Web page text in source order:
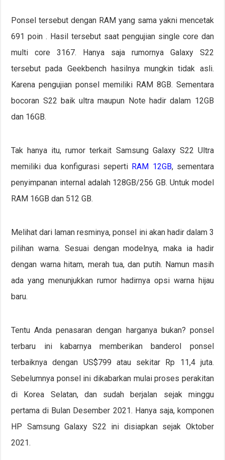
Ponsel tersebut dengan RAM yang sama yakni mencetak
691 poin . Hasil tersebut saat pengujian single core dan
multi core 3167. Hanya saja rumornya Galaxy S22
tersebut pada Geekbench hasilnya mungkin tidak asli.
Karena pengujian ponsel memiliki RAM 8GB. Sementara
bocoran S22 baik ultra maupun Note hadir dalam 12GB
dan 16GB.
Tak hanya itu, rumor terkait Samsung Galaxy S22 Ultra
memiliki dua konfigurasi seperti RAM 12GB, sementara
penyimpanan internal adalah 128GB/256 GB. Untuk model
RAM 16GB dan 512 GB.
Melihat dari laman resminya, ponsel ini akan hadir dalam 3
pilihan warna. Sesuai dengan modelnya, maka ia hadir
dengan warna hitam, merah tua, dan putih. Namun masih
ada yang menunjukkan rumor hadirnya opsi warna hijau
baru.
Tentu Anda penasaran dengan harganya bukan? ponsel
terbaru ini kabarnya memberikan banderol ponsel
terbaiknya dengan US$799 atau sekitar Rp 11,4 juta.
Sebelumnya ponsel ini dikabarkan mulai proses perakitan
di Korea Selatan, dan sudah berjalan sejak minggu
pertama di Bulan Desember 2021. Hanya saja, komponen
HP Samsung Galaxy S22 ini disiapkan sejak Oktober
2021.